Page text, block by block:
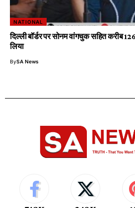
NATIONAL
दिल्ली बॉर्डर पर सोनम वांगचुक सहित करीब
लिया
BySA News